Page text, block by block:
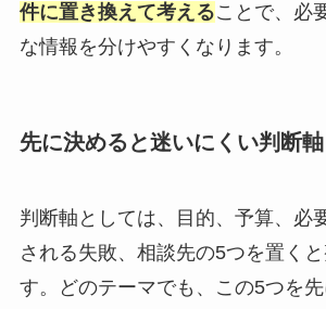
件に置き換えて考えることで、必
な情報を分けやすくなります。
先に決めると迷いにくい判断軸
判断軸としては、目的、予算、必
される失敗、相談先の5つを置く
す。どのテーマでも、この5つを先